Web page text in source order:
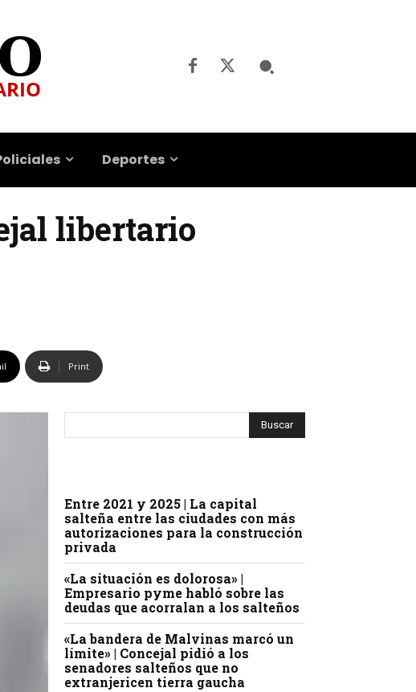
Deportes
libertario
Print
Entre 2021 y 2025 | La capital
salteña entre las ciudades con más
autorizaciones para la construcción
privada
«La situación es dolorosa» |
Empresario pyme habló sobre las
deudas que acorralan a los salteños
«La bandera de Malvinas marcó un
límite» | Concejal pidió a los
senadores salteños que no
extranjericen tierra gaucha